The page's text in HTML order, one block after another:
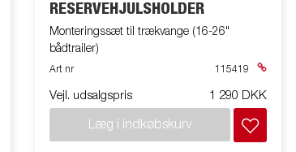
RESERVEHJULSHOLDER
Monteringssæt til trækvange (16-26"
bådtrailer)
Art nr 115419
Vejl. udsalgspris 1 290 DKK
Læg i indkøbskurv